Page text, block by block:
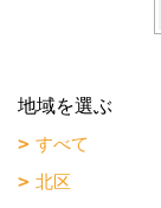
地域を選ぶ
すべて
北区